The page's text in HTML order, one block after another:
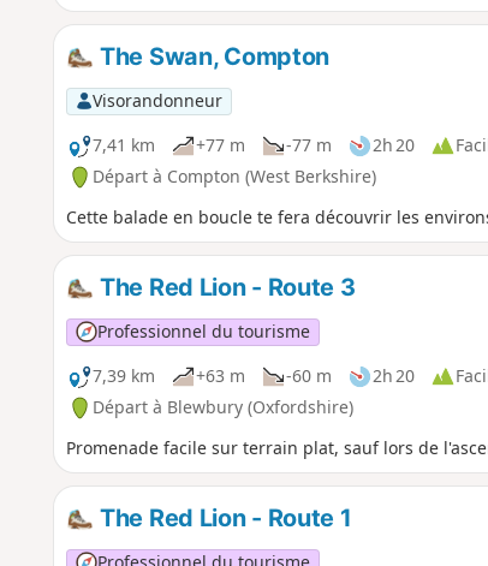
The Swan, Compton
Visorandonneur
7,41 km
+77 m -77 m 2h 20
Départ à Compton (West Berkshire)
Cette balade en boucle te fera découvrir les
The Red Lion - Route 3
Professionnel du tourisme
7,39 km
+63 m -60 m 2h 20
Départ à Blewbury (Oxfordshire)
Promenade facile sur terrain plat, sauf lors de
The Red Lion - Route 1